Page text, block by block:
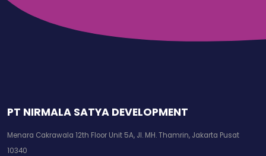
PT NIRMALA SATYA DEVELOPMENT
Menara Cakrawala 12th Floor Unit 5A, Jl. MH. Thamrin, Jakarta Pusat
10340